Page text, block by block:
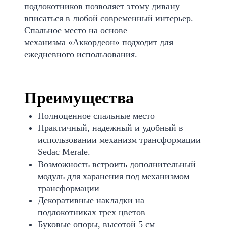
подлокотников позволяет этому дивану
вписаться в любой современный интерьер.
Спальное место на основе
механизма «Аккордеон» подходит для
ежедневного использования.
Преимущества
Полноценное спальные место
Практичный, надежный и удобный в
использовании механизм трансформации
Sedac Merale.
Возможность встроить дополнительный
модуль для харанения под механизмом
трансформации
Декоративные накладки на
подлокотниках трех цветов
Буковые опоры, высотой 5 см